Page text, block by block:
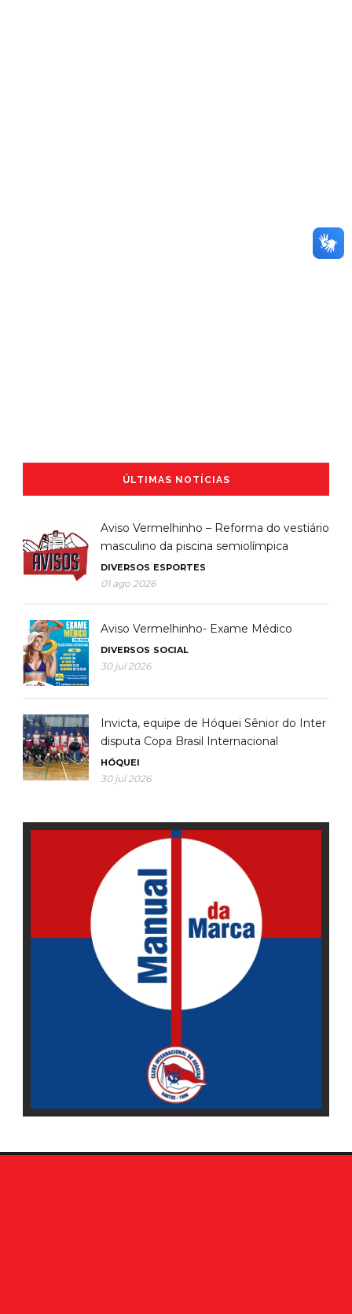
ÚLTIMAS NOTÍCIAS
Aviso Vermelhinho – Reforma do vestiário
masculino da piscina semiolímpica
DIVERSOS ESPORTES
01 ago 2026
Aviso Vermelhinho- Exame Médico
DIVERSOS SOCIAL
30 jul 2026
Invicta, equipe de Hóquei Sênior do Inter
disputa Copa Brasil Internacional
HÓQUEI
30 jul 2026